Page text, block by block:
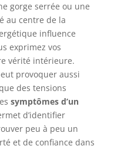
gorge serrée ou une
au centre de la
influence
exprimez vos
vérité intérieure.
provoquer aussi
des tensions
symptômes d’un
d’identifier
peu à peu un
et de confiance dans